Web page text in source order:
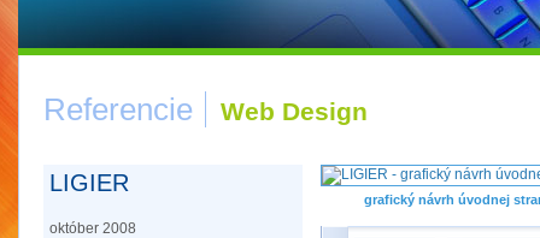
Referencie Web Design
LIGIER
október 2008
grafický návrh úvodnej